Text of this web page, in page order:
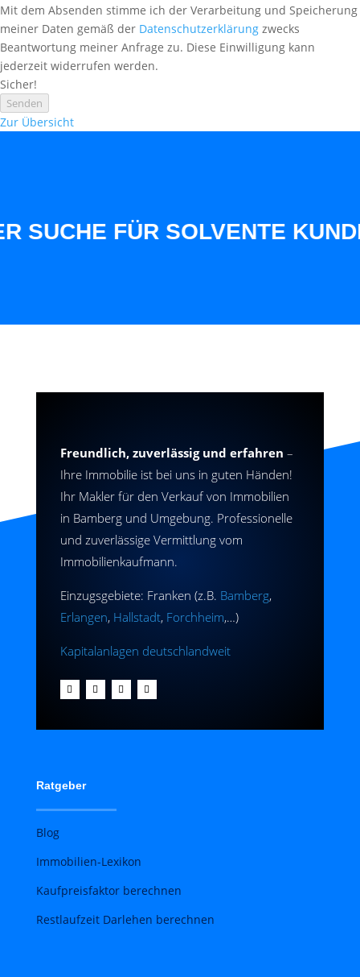
Mit dem Absenden stimme ich der Verarbeitung und Speicherung
meiner Daten gemäß der Datenschutzerklärung zwecks
Beantwortung meiner Anfrage zu. Diese Einwilligung kann
jederzeit widerrufen werden.
Sicher!
Senden
Zur Übersicht
FÜR SOLVENTE
Freundlich, zuverlässig und erfahren –
Ihre Immobilie ist bei uns in guten Händen!
Ihr Makler für den Verkauf von Immobilien
in Bamberg und Umgebung. Professionelle
und zuverlässige Vermittlung vom
Immobilienkaufmann.
Einzugsgebiete: Franken (z.B. Bamberg,
Erlangen, Hallstadt, Forchheim,…)
Kapitalanlagen deutschlandweit
Ratgeber
Blog
Immobilien-Lexikon
Kaufpreisfaktor berechnen
Restlaufzeit Darlehen berechnen